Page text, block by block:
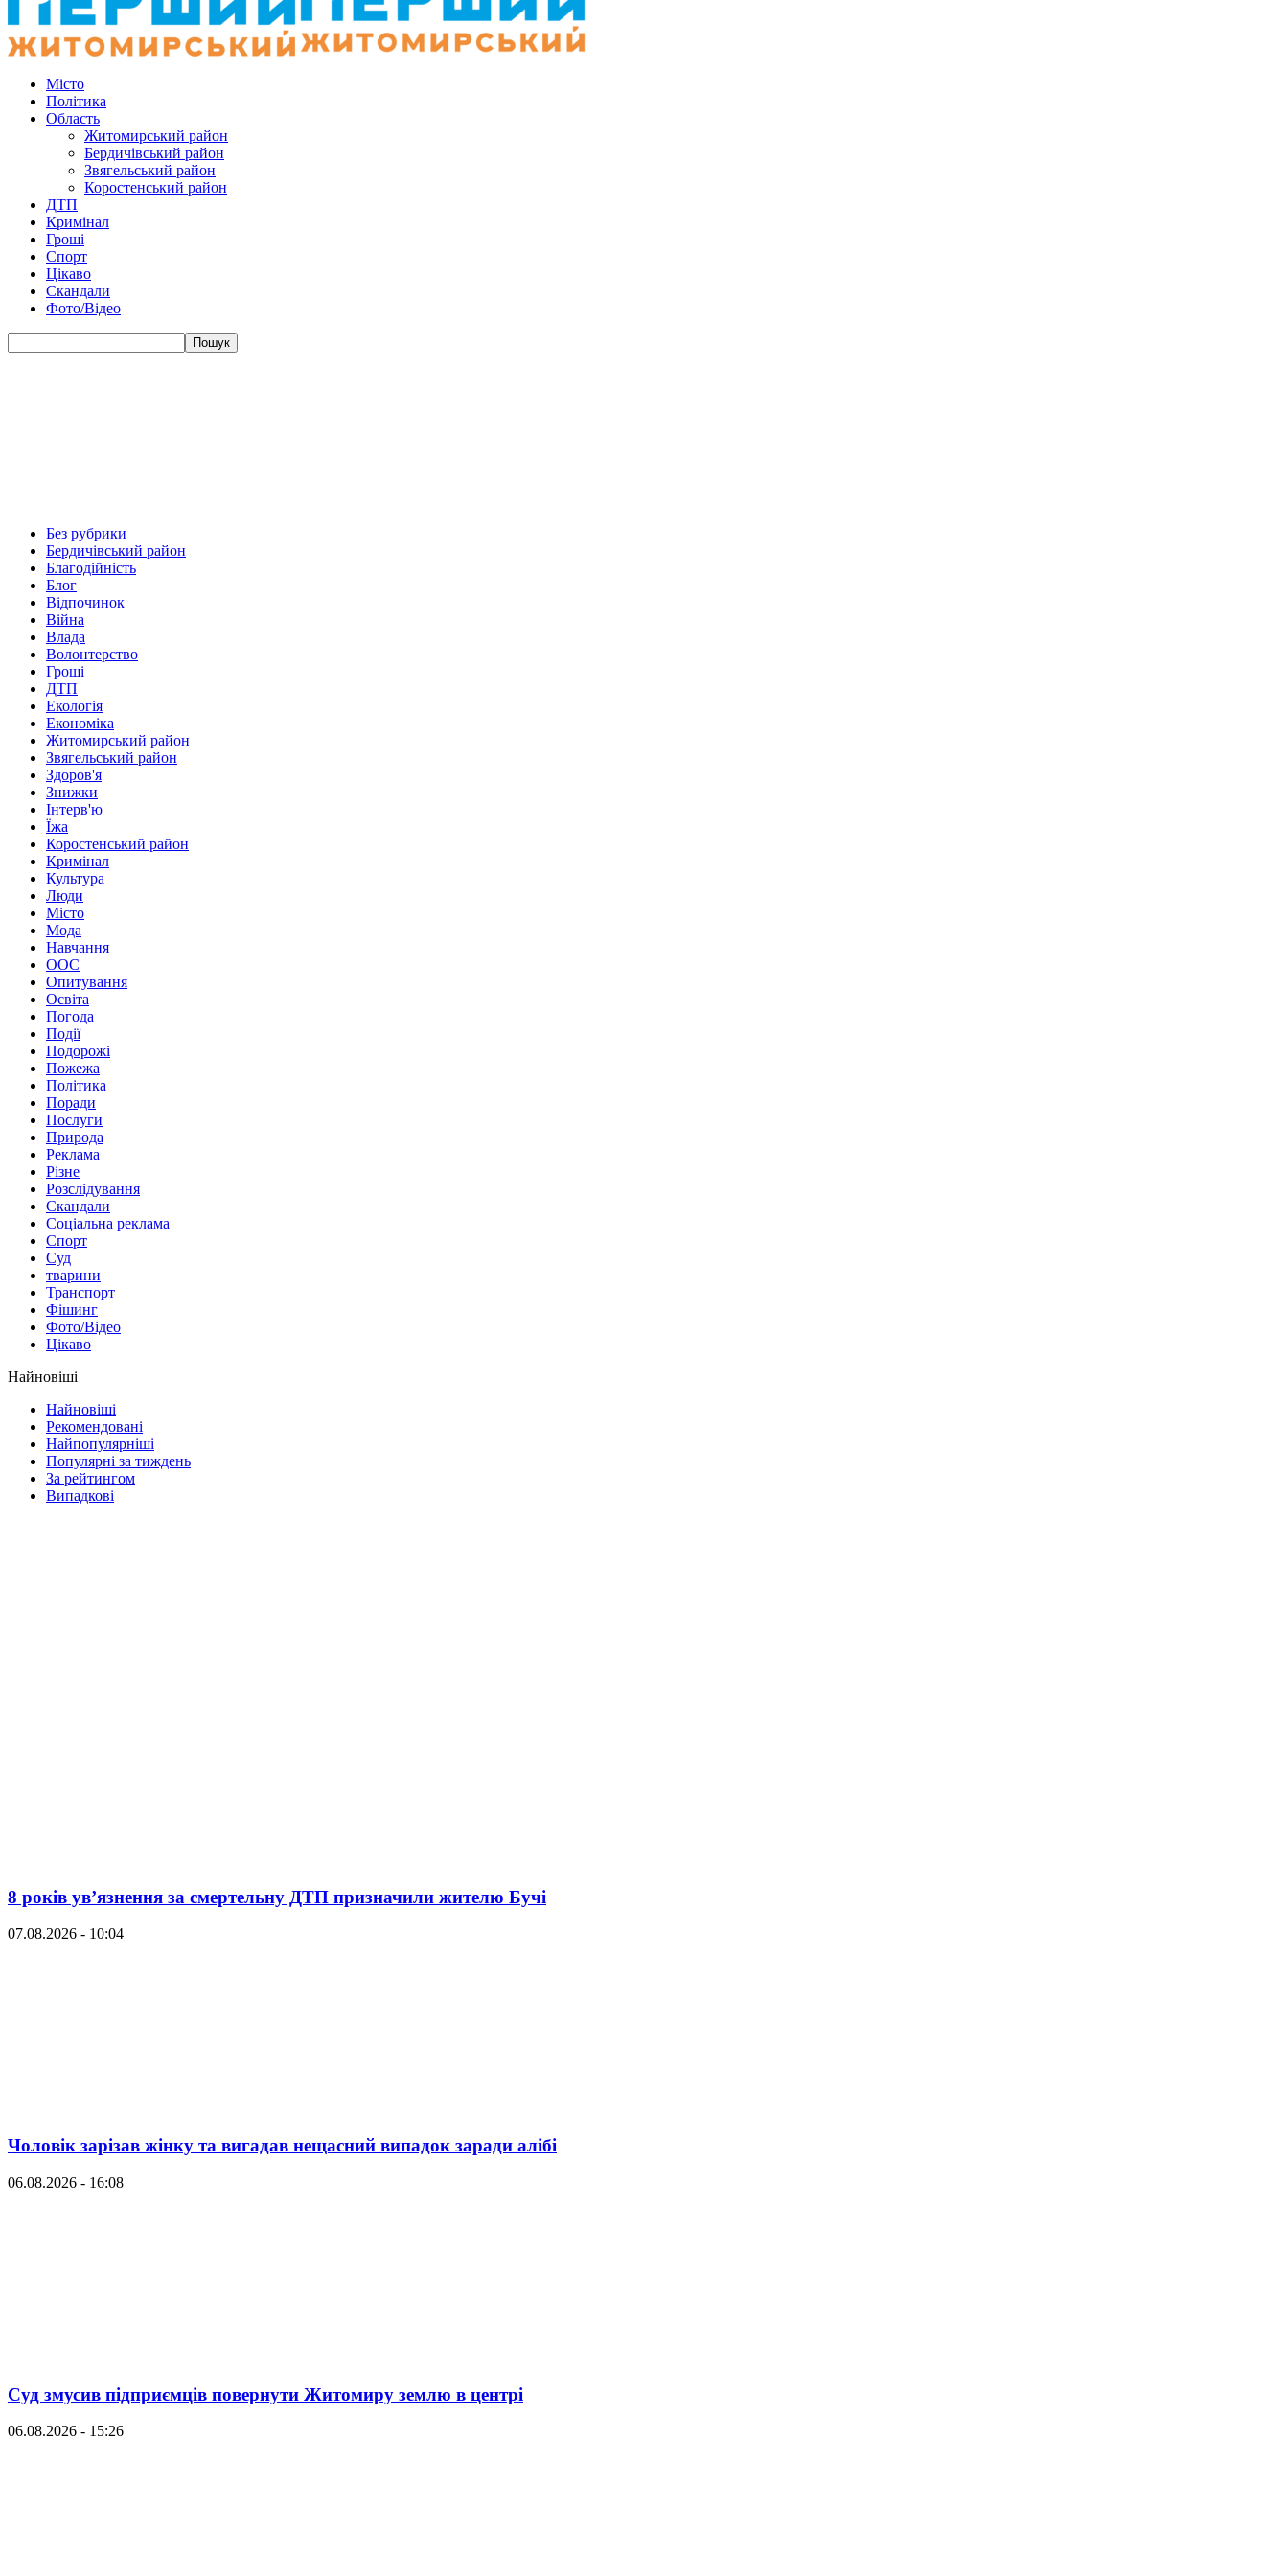
Місто
Політика
Область
Житомирський район
Бердичівський район
Звягельський район
Коростенський район
ДТП
Кримінал
Гроші
Спорт
Цікаво
Скандали
Фото/Відео
Без рубрики
Бердичівський район
Благодійність
Блог
Відпочинок
Війна
Влада
Волонтерство
Гроші
ДТП
Екологія
Економіка
Житомирський район
Звягельський район
Здоров'я
Знижки
Інтерв'ю
Їжа
Коростенський район
Кримінал
Культура
Люди
Місто
Мода
Навчання
ООС
Опитування
Освіта
Погода
Події
Подорожі
Пожежа
Політика
Поради
Послуги
Природа
Реклама
Різне
Розслідування
Скандали
Соціальна реклама
Спорт
Суд
тварини
Транспорт
Фішинг
Фото/Відео
Цікаво
Найновіші
Найновіші
Рекомендовані
Найпопулярніші
Популярні за тиждень
За рейтингом
Випадкові
8 років ув’язнення за смертельну ДТП призначили жителю Бучі
07.08.2026 - 10:04
Чоловік зарізав жінку та вигадав нещасний випадок заради алібі
06.08.2026 - 16:08
Суд змусив підприємців повернути Житомиру землю в центрі
06.08.2026 - 15:26